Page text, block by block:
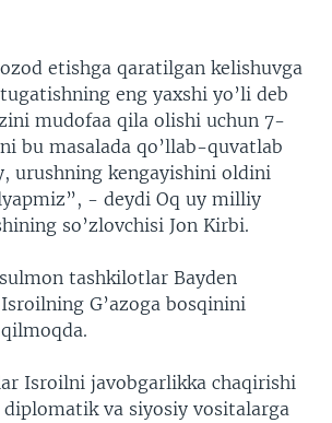
etishga qaratilgan kelishuvga
eng yaxshi yo’li deb
mudofaa qila olishi uchun 7-
bu masalada qo’llab-quvatlab
urushning kengayishini oldini
- deydi Oq uy milliy
so’zlovchisi Jon Kirbi.
tashkilotlar Bayden
G’azoga bosqinini
Isroilni javobgarlikka chaqirishi
va siyosiy vositalarga